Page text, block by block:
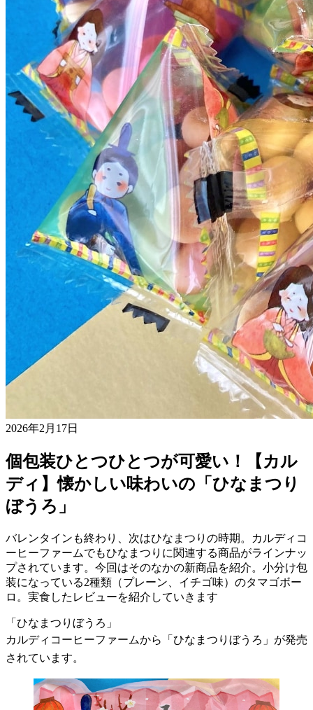
2026年2月17日
個包装ひとつひとつが可愛い！【カル
ディ】懐かしい味わいの「ひなまつり
ぼうろ」
バレンタインも終わり、次はひなまつりの時期。カルディコ
ーヒーファームでもひなまつりに関連する商品がラインナッ
プされています。今回はそのなかの新商品を紹介。小分け包
装になっている2種類（プレーン、イチゴ味）のタマゴボー
ロ。実食したレビューを紹介していきます
「ひなまつりぼうろ」
カルディコーヒーファームから「ひなまつりぼうろ」が発売
されています。